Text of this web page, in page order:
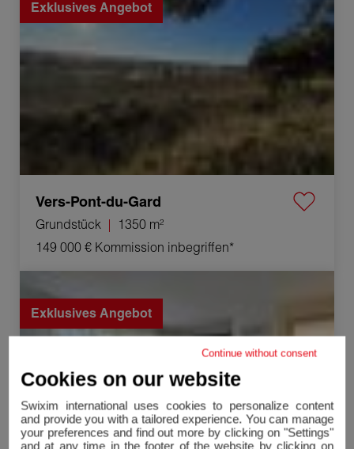
Exklusives Angebot
Vers-Pont-du-Gard
Grundstück
1350 m²
149 000 € Kommission inbegriffen*
Exklusives Angebot
Continue without consent
Cookies on our website
Swixim international uses cookies to personalize content
and provide you with a tailored experience. You can manage
your preferences and find out more by clicking on "Settings"
and at any time in the footer of the website by clicking on